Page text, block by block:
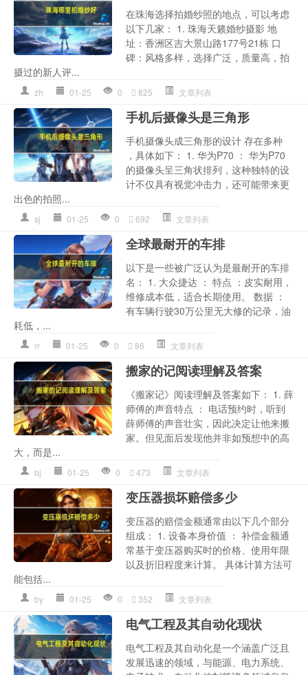
在珠海选择拍婚纱照的地点，可以考虑
以下几家： 1. 珠海天籁婚纱摄影 地
址：香洲区吉大景山路177号21栋 口
碑：风格多样，选择广泛，质量高，拍
摄过的新人评...
zh 01-25 0 825 文章列表
手机后摄像头是三角形
手机摄像头成三角形的设计 存在多种
，具体如下： 1. 华为P70 ： 华为P70
的摄像头呈三角状排列，这种独特的设
计不仅具有视觉冲击力，还可能带来更
出色的拍照...
sj 01-25 0 692 文章列表
全球最耐开的车排
以下是一些被广泛认为是最耐开的车排
名： 1. 大众捷达 ： 特点 ：皮实耐用，
维修成本低，适合长期使用。 数据 ：
有车辆行驶30万公里无大修的记录，油
耗低，...
rr 01-25 0 86 文章列表
搬家的记阅读理解及答案
《搬家记》阅读理解及答案如下： 1. 薛
师傅的声音特点 ： 电话预约时，听到
薛师傅的声音壮实，因此决定让他来搬
家。但见面后发现他并非如预想中的高
大，而是...
bj 01-25 0 473 文章列表
变压器损坏赔偿多少
变压器的赔偿金额通常由以下几个部分
组成： 1. 设备本身价值 ： 补偿金额通
常基于变压器购买时的价格、使用年限
以及折旧程度来计算。 具体计算方法可
能包括...
by 01-25 0 352 文章列表
电气工程及其自动化现状
电气工程及其自动化是一个涵盖广泛且
发展迅速的领域，与能源、电力系统、